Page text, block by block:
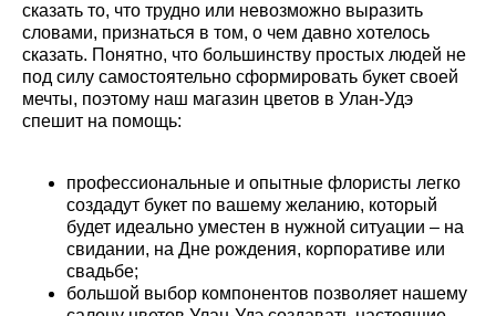
сказать то, что трудно или невозможно выразить
словами, признаться в том, о чем давно хотелось
сказать. Понятно, что большинству простых людей не
под силу самостоятельно сформировать букет своей
мечты, поэтому наш магазин цветов в Улан-Удэ
спешит на помощь:
профессиональные и опытные флористы легко
создадут букет по вашему желанию, который
будет идеально уместен в нужной ситуации – на
свидании, на Дне рождения, корпоративе или
свадьбе;
большой выбор компонентов позволяет нашему